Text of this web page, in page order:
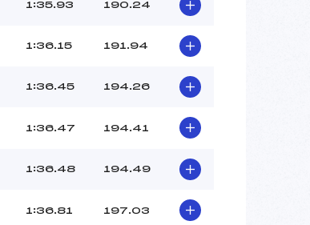
1:35.93 190.24
1:36.15 191.94
1:36.45 194.26
1:36.47 194.41
1:36.48 194.49
1:36.81 197.03